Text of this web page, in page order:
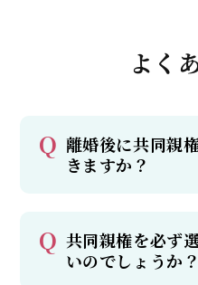
よく
離婚後に共同親
きますか？
共同親権を必ず
いのでしょうか？